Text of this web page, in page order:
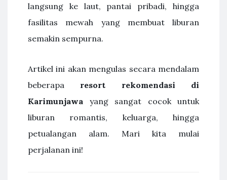
langsung ke laut, pantai pribadi, hingga
fasilitas mewah yang membuat liburan
semakin sempurna.
Artikel ini akan mengulas secara mendalam
beberapa resort rekomendasi di
Karimunjawa yang sangat cocok untuk
liburan romantis, keluarga, hingga
petualangan alam. Mari kita mulai
perjalanan ini!